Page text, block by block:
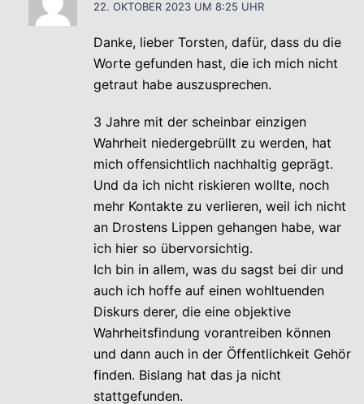
22. OKTOBER 2023 UM 8:25 UHR
Danke, lieber Torsten, dafür, dass du die
Worte gefunden hast, die ich mich nicht
getraut habe auszusprechen.
3 Jahre mit der scheinbar einzigen
Wahrheit niedergebrüllt zu werden, hat
mich offensichtlich nachhaltig geprägt.
Und da ich nicht riskieren wollte, noch
mehr Kontakte zu verlieren, weil ich nicht
an Drostens Lippen gehangen habe, war
ich hier so übervorsichtig.
Ich bin in allem, was du sagst bei dir und
auch ich hoffe auf einen wohltuenden
Diskurs derer, die eine objektive
Wahrheitsfindung vorantreiben können
und dann auch in der Öffentlichkeit Gehör
finden. Bislang hat das ja nicht
stattgefunden.